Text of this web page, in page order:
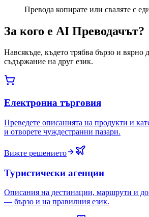
Превода копирате или сваляте с
За кого е AI Преводачът?
Навсякъде, където трябва бързо и вярно
съдържание на друг език.
Електронна търговия
Преведете описанията на продукти и
и отворете чуждестранни пазари.
Вижте решението
Туристически агенции
Описания на дестинации, маршрути и
— бързо и на правилния език.